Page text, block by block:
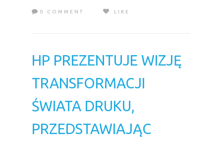
0 COMMENT LIKE
HP PREZENTUJE WIZJĘ
TRANSFORMACJI
ŚWIATA DRUKU,
PRZEDSTAWIAJĄC